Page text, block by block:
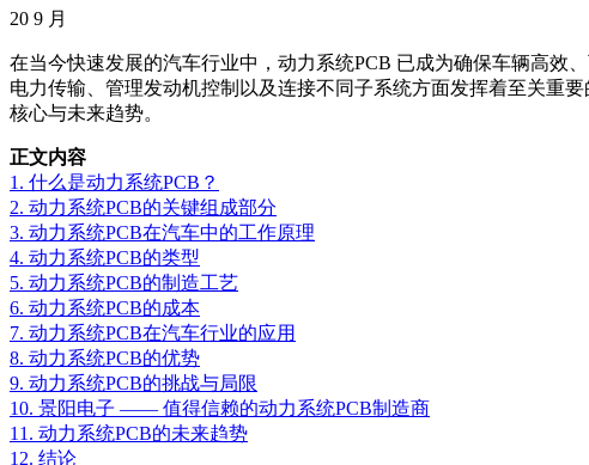
20 9 月
在当今快速发展的汽车行业中，动力系统PCB 已成为确保车辆高效
电力传输、管理发动机控制以及连接不同子系统方面发挥着至关重
核心与未来趋势。
正文内容
1. 什么是动力系统PCB？
2. 动力系统PCB的关键组成部分
3. 动力系统PCB在汽车中的工作原理
4. 动力系统PCB的类型
5. 动力系统PCB的制造工艺
6. 动力系统PCB的成本
7. 动力系统PCB在汽车行业的应用
8. 动力系统PCB的优势
9. 动力系统PCB的挑战与局限
10. 景阳电子 —— 值得信赖的动力系统PCB制造商
11. 动力系统PCB的未来趋势
12. 结论